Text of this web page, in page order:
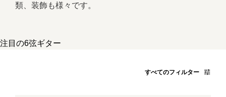
類、装飾も様々です。
注目の6弦ギター
すべてのフィルター